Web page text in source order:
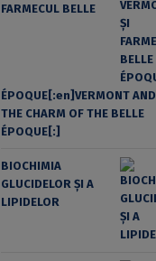
FARMECUL BELLE
ÉPOQUE[:en]VERMONT AND
THE CHARM OF THE BELLE
ÉPOQUE[:]
BIOCHIMIA
GLUCIDELOR ȘI A
LIPIDELOR